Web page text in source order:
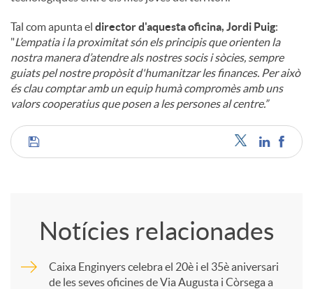
Tal com apunta el director d'aquesta oficina, Jordi Puig:
"L’empatia i la proximitat són els principis que orienten la
nostra manera d’atendre als nostres socis i sòcies, sempre
guiats pel nostre propòsit d'humanitzar les finances. Per això
és clau comptar amb un equip humà compromès amb uns
valors cooperatius que posen a les persones al centre.”
C
Notícies relacionades
Caixa Enginyers celebra el 20è i el 35è aniversari
de les seves oficines de Via Augusta i Còrsega a